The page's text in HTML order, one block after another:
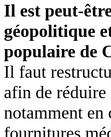
Il est peut-
géopolitique
populaire de
Il faut
afin de réduire
notamment en
fournitures